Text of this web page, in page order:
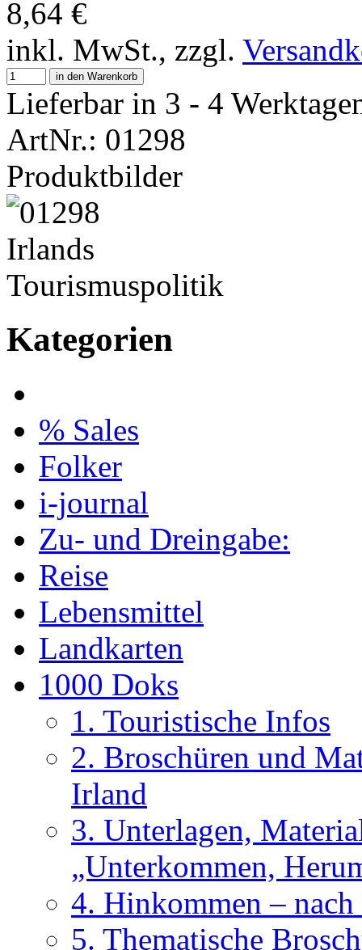
8,64 €
inkl. MwSt., zzgl.
in den Warenkorb
Lieferbar in 3 - 4
ArtNr.: 01298
Produktbilder
Kategorien
% Sales
Folker
i-journal
Zu- und Dreingabe:
Reise
Lebensmittel
Landkarten
1000 Doks
1. Touristische Infos
2. Broschüren und
Irland
3. Unterlagen,
„Unterkommen,
4. Hinkommen –
5. Thematische